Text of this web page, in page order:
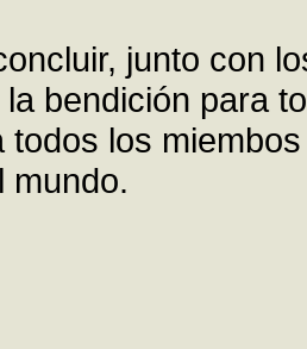
junto con
bendición para
todos los
mundo.